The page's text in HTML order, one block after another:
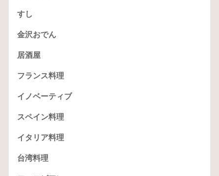
すし
金沢おでん
居酒屋
フランス料理
イノベーティブ
スペイン料理
イタリア料理
台湾料理